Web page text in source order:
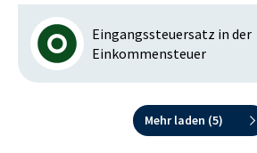
Eingangssteuersatz in der
Einkommensteuer
Mehr laden (5)